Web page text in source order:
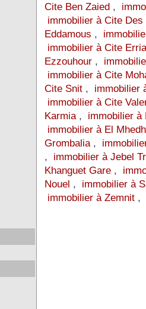
Cite Ben Zaied,
immobilier à Cite Des
Eddamous ,
immobilier à Cite
Ezzouhour,
immobilier à Cite
Cite Snit, immobilier
immobilier à Cite
Karmia, immobilier à
immobilier à El
Grombalia,
, immobilier à Jebel
Khanguet Gare,
Nouel , immobilier à
immobilier à Zemnit,